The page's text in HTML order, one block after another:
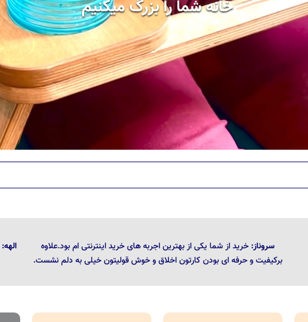
سروناز: خرید از شما یکی از بهترین اجربه های خرید اینترنتی ام بود.علاوه
برکیفیت و حرفه ای بودن کارتون اخلاق و خوش قولیتون خیلی به دلم نشست.
الهه: